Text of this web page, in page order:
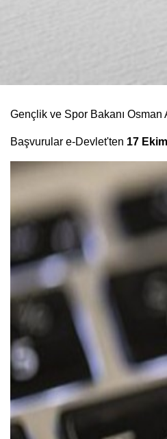
Gençlik ve Spor Bakanı Osman
Başvurular e-Devlet'ten 17